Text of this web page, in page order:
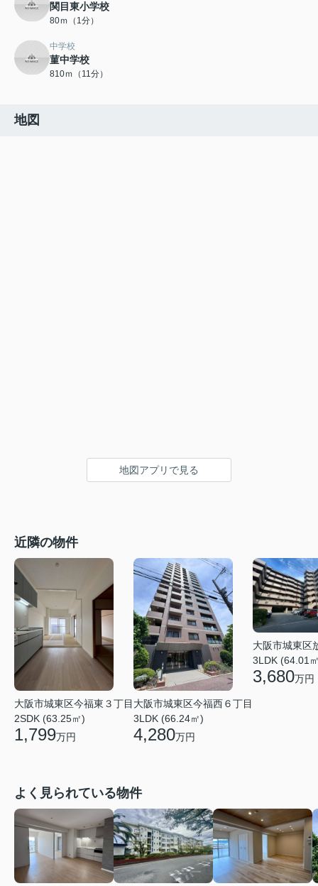
関目東小学校
80ｍ（1分）
中学校
菫中学校
810ｍ（11分）
地図
地図アプリで見る
近隣の物件
大阪市城東区今福東３丁目
2SDK (63.25㎡)
1,799万円
大阪市城東区今福西６丁目
3LDK (66.24㎡)
4,280万円
大阪市城東区
3LDK (64.01
3,680万円
よく見られている物件